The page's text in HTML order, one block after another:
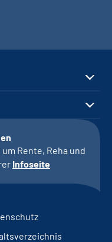
Rente, Reha und
Infoseite